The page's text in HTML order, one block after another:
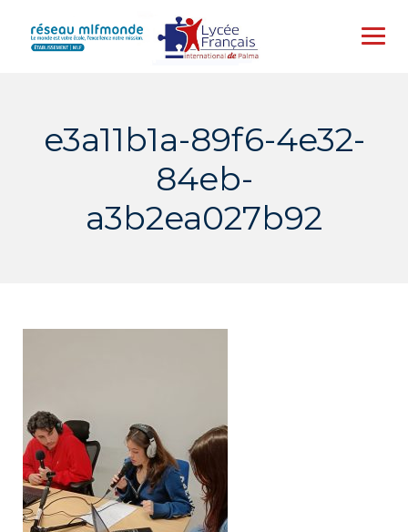
content
e3a11b1a-89f6-4e32-
84eb-
a3b2ea027b92